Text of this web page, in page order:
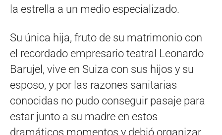
la estrella a un medio especializado.
Su única hija, fruto de su matrimonio con
el recordado empresario teatral Leonardo
Barujel, vive en Suiza con sus hijos y su
esposo, y por las razones sanitarias
conocidas no pudo conseguir pasaje para
estar junto a su madre en estos
dramáticos momentos y debió organizar